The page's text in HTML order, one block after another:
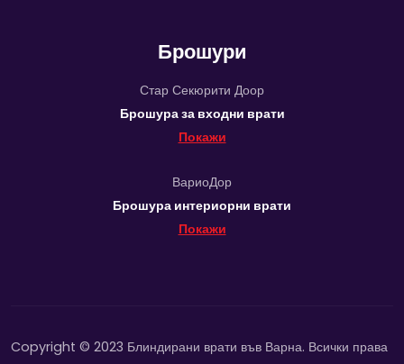
Брошури
Стар Секюрити Доор
Брошура за входни врати
Покажи
ВариоДор
Брошура интериорни врати
Покажи
Copyright © 2023 Блиндирани врати във Варна. Всички права